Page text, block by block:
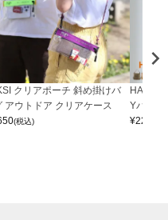
クリアポーチ 斜め掛けバ
アウトドア クリアケース
(税込)
Yバッグ
¥22,000